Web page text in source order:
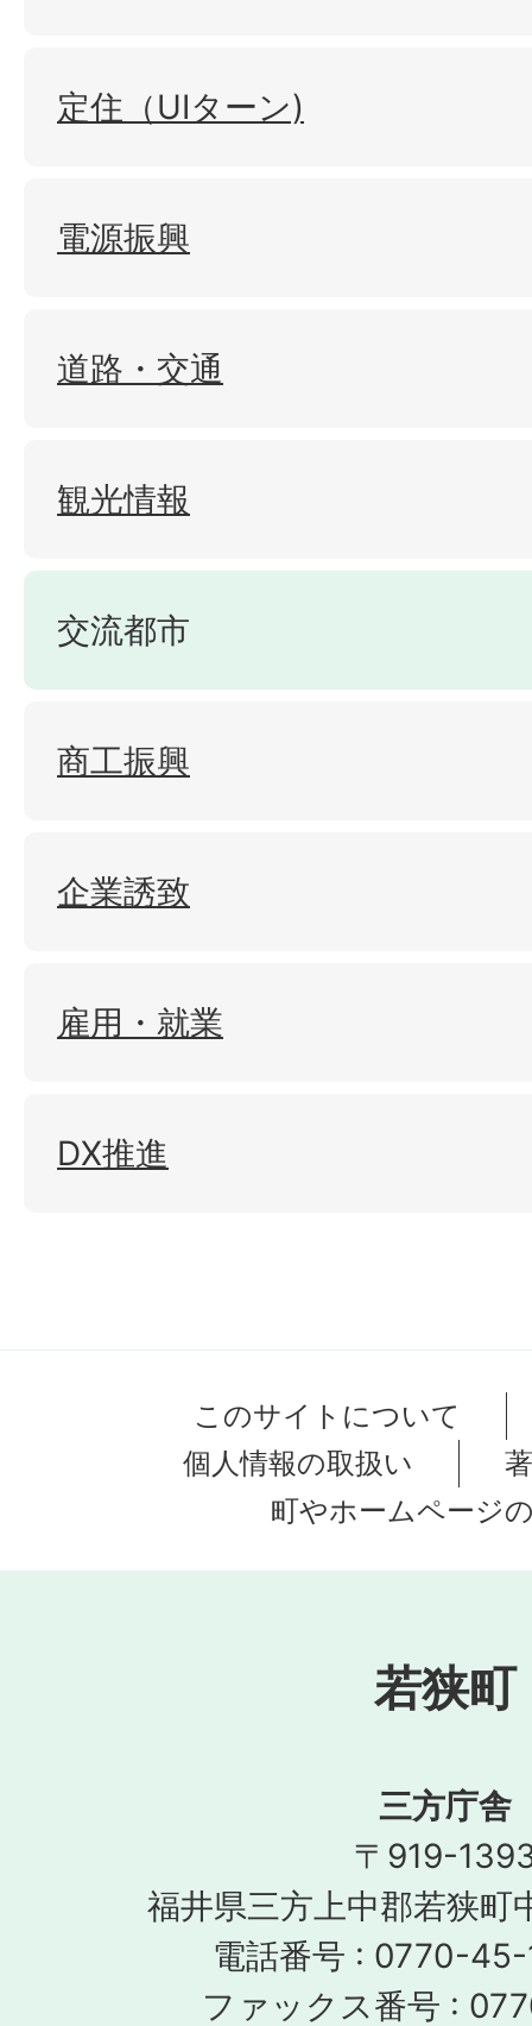
定住（UIターン)
電源振興
道路・交通
観光情報
交流都市
商工振興
企業誘致
雇用・就業
DX推進
このサイトについて
個人情報の取扱い
町やホームページ
若狭町
三方庁舎
〒919-
福井県三方上中郡若狭町
電話番号 : 0770-45-
ファックス番号 :